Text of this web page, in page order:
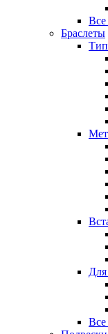
Все
Браслеты
Тип
Для
Все